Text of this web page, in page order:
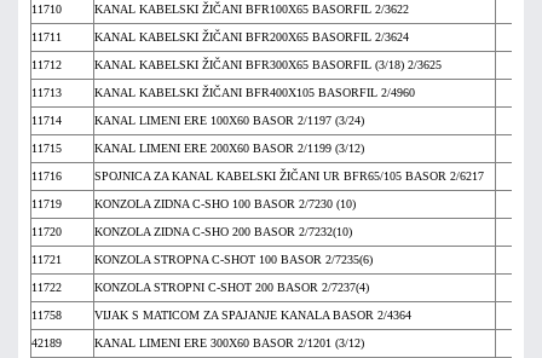
11710 KANAL KABELSKI ŽIČANI BFR100X65 BASORFIL 2/3622
11711 KANAL KABELSKI ŽIČANI BFR200X65 BASORFIL 2/3624
11712 KANAL KABELSKI ŽIČANI BFR300X65 BASORFIL (3/18) 2/3625
11713 KANAL KABELSKI ŽIČANI BFR400X105 BASORFIL 2/4960
11714 KANAL LIMENI ERE 100X60 BASOR 2/1197 (3/24)
11715 KANAL LIMENI ERE 200X60 BASOR 2/1199 (3/12)
11716 SPOJNICA ZA KANAL KABELSKI ŽIČANI UR BFR65/105 BASOR 2/6217
11719 KONZOLA ZIDNA C-SHO 100 BASOR 2/7230 (10)
11720 KONZOLA ZIDNA C-SHO 200 BASOR 2/7232(10)
11721 KONZOLA STROPNA C-SHOT 100 BASOR 2/7235(6)
11722 KONZOLA STROPNI C-SHOT 200 BASOR 2/7237(4)
11758 VIJAK S MATICOM ZA SPAJANJE KANALA BASOR 2/4364
42189 KANAL LIMENI ERE 300X60 BASOR 2/1201 (3/12)